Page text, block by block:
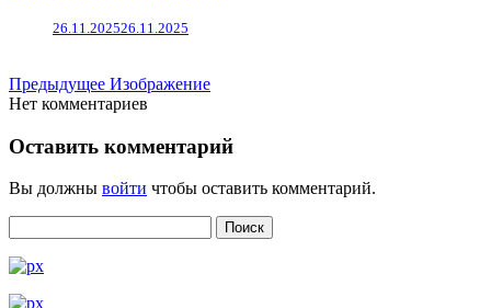
26.11.202526.11.2025
Предыдущее Изображение
Нет комментариев
Оставить комментарий
Вы должны войти чтобы оставить комментарий.